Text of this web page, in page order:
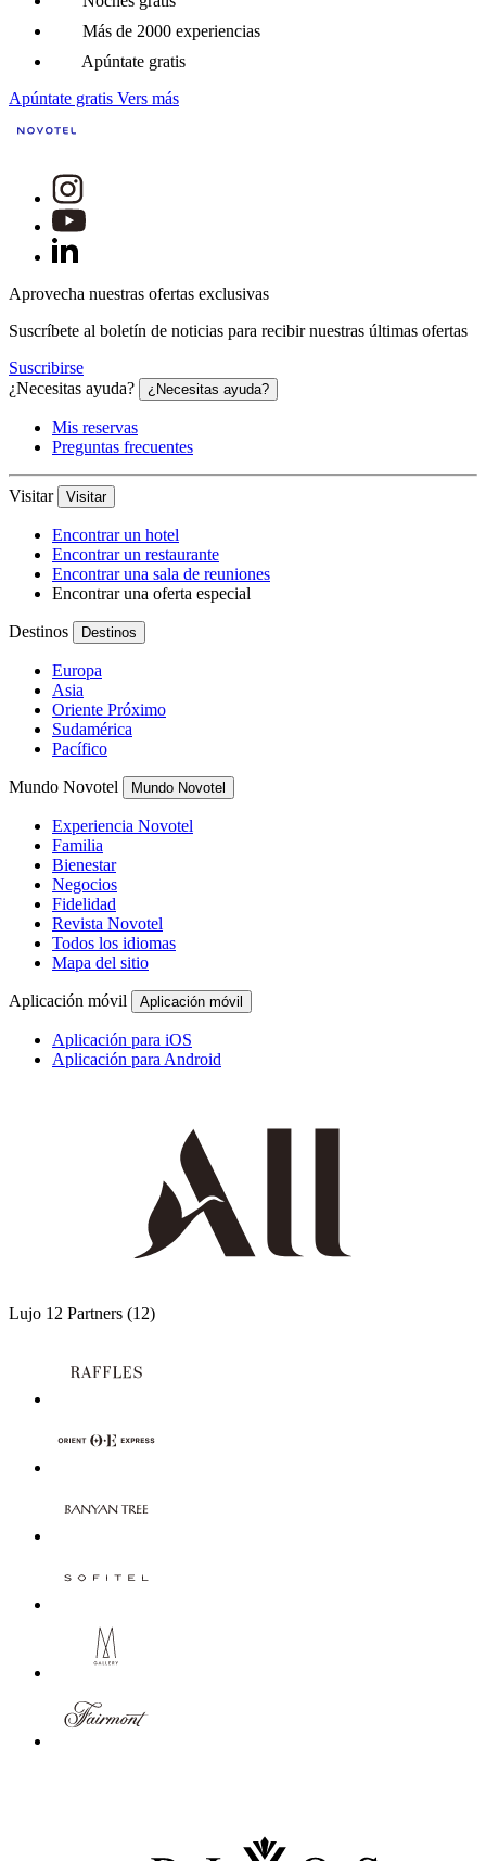
Más de 2000 experiencias
Apúntate gratis
Apúntate gratis Vers más
Aprovecha nuestras ofertas exclusivas
Suscríbete al boletín de noticias para recibir nuestras últimas ofertas
Suscribirse
¿Necesitas ayuda?
¿Necesitas ayuda?
Mis reservas
Preguntas frecuentes
Visitar Visitar
Encontrar un hotel
Encontrar un restaurante
Encontrar una sala de reuniones
Encontrar una oferta especial
Destinos Destinos
Europa
Asia
Oriente Próximo
Sudamérica
Pacífico
Mundo Novotel Mundo Novotel
Experiencia Novotel
Familia
Bienestar
Negocios
Fidelidad
Revista Novotel
Todos los idiomas
Mapa del sitio
Aplicación móvil Aplicación móvil
Aplicación para iOS
Aplicación para Android
Lujo 12 Partners (12)